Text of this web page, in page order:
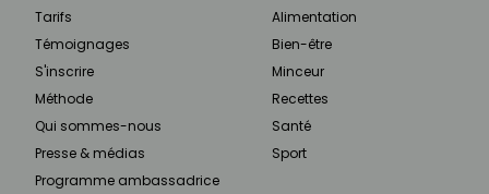
Tarifs
Témoignages
S'inscrire
Méthode
Qui sommes-nous
Presse & médias
Programme ambassadrice
Alimentation
Bien-être
Minceur
Recettes
Santé
Sport